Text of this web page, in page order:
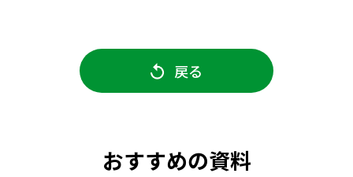
戻る
おすすめの資料